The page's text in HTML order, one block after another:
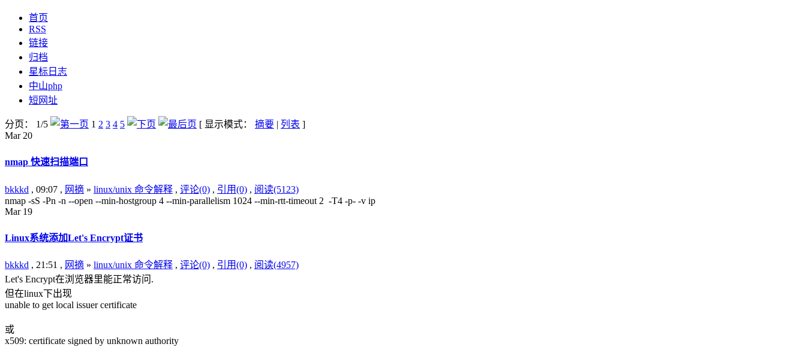
首页
RSS
链接
归档
星标日志
中山php
短网址
分页： 1/5 1 2 3 4 5 [ 显示模式： 摘要 | 列表 ]
Mar 20
nmap 快速扫描端口
bkkkd , 09:07 , 网摘 » linux/unix 命令解释 , 评论(0) , 引用(0) , 阅读(5123)
nmap -sS -Pn -n --open --min-hostgroup 4 --min-parallelism 1024 --min-rtt-timeout 2 -T4 -p- -v ip
Mar 19
Linux系统添加Let's Encrypt证书
bkkkd , 21:51 , 网摘 » linux/unix 命令解释 , 评论(0) , 引用(0) , 阅读(4957)
Let's Encrypt在浏览器里能正常访问.
但在linux下出现
unable to get local issuer certificate
或
x509: certificate signed by unknown authority